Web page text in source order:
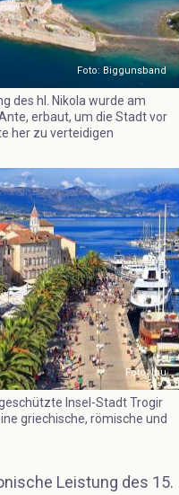
Foto: Biggunsband
des hl. Nikola wurde am
erbaut, um die Stadt vor
her zu verteidigen
Foto: Inu
Insel-Stadt Trogir
griechische, römische und
Leistung des 15.